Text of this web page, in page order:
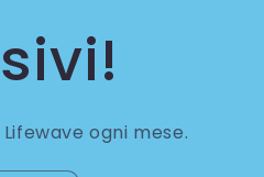
ogni mese.